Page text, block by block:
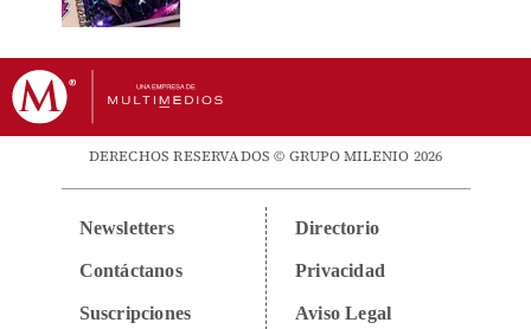
DERECHOS RESERVADOS © GRUPO MILENIO 2026
Newsletters
Contáctanos
Suscripciones
Directorio
Privacidad
Aviso Legal